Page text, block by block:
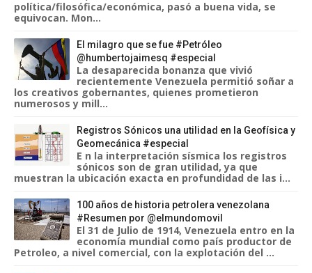
política/filosófica/económica, pasó a buena vida, se
equivocan. Mon...
El milagro que se fue #Petróleo
@humbertojaimesq #especial
La desaparecida bonanza que vivió
recientemente Venezuela permitió soñar a
los creativos gobernantes, quienes prometieron
numerosos y mill...
Registros Sónicos una utilidad en la Geofísica y
Geomecánica #especial
E n la interpretación sísmica los registros
sónicos son de gran utilidad, ya que
muestran la ubicación exacta en profundidad de las i...
100 años de historia petrolera venezolana
#Resumen por @elmundomovil
El 31 de Julio de 1914, Venezuela entro en la
economía mundial como país productor de
Petroleo, a nivel comercial, con la explotación del ...